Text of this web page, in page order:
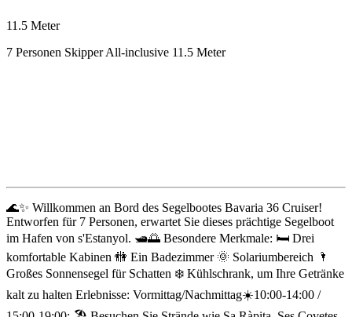
11.5 Meter
7 Personen Skipper All-inclusive 11.5 Meter
Beschreibung
🌊✨ Willkommen an Bord des Segelbootes Bavaria 36 Cruiser!
Entworfen für 7 Personen, erwartet Sie dieses prächtige Segelboot
im Hafen von s'Estanyol. 🛥️🌅 Besondere Merkmale: 🛏️ Drei
komfortable Kabinen 🚻 Ein Badezimmer 🌞 Solariumbereich 🌂
Großes Sonnensegel für Schatten ❄️ Kühlschrank, um Ihre Getränke
kalt zu halten Erlebnisse: Vormittag/Nachmittag☀️10:00-14:00 /